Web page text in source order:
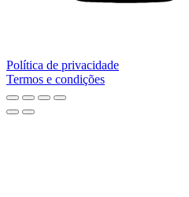
Política de privacidade
Termos e condições